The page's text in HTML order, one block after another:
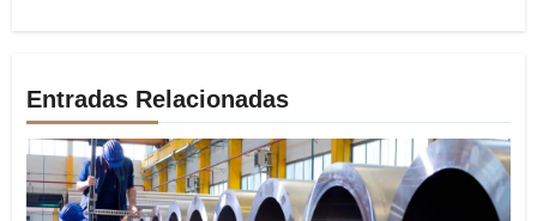
Entradas Relacionadas